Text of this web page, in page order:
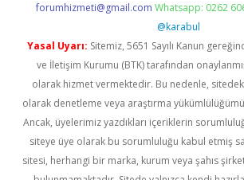
forumhizmeti@gmail.com Whatsapp: 0262
@karabul
Yasal Uyarı: Sitemiz, 5651 Sayılı Kanun
ve İletişim Kurumu (BTK) tarafından
olarak hizmet vermektedir. Bu nedenle,
olarak denetleme veya araştırma
Ancak, üyelerimiz yazdıkları içeriklerin
siteye üye olarak bu sorumluluğu kabul etmiş
sitesi, herhangi bir marka, kurum veya şahıs